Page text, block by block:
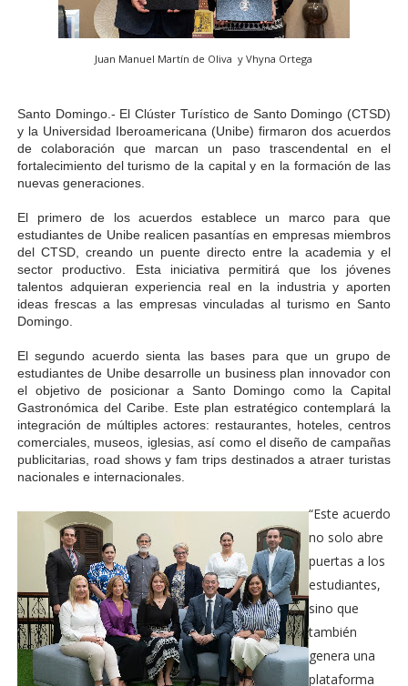
Juan Manuel Martín de Oliva y Vhyna Ortega
Santo Domingo.- El Clúster Turístico de Santo Domingo (CTSD)
y la Universidad Iberoamericana (Unibe) firmaron dos acuerdos
de colaboración que marcan un paso trascendental en el
fortalecimiento del turismo de la capital y en la formación de las
nuevas generaciones.
El primero de los acuerdos establece un marco para que
estudiantes de Unibe realicen pasantías en empresas miembros
del CTSD, creando un puente directo entre la academia y el
sector productivo. Esta iniciativa permitirá que los jóvenes
talentos adquieran experiencia real en la industria y aporten
ideas frescas a las empresas vinculadas al turismo en Santo
Domingo.
El segundo acuerdo sienta las bases para que un grupo de
estudiantes de Unibe desarrolle un business plan innovador con
el objetivo de posicionar a Santo Domingo como la Capital
Gastronómica del Caribe. Este plan estratégico contemplará la
integración de múltiples actores: restaurantes, hoteles, centros
comerciales, museos, iglesias, así como el diseño de campañas
publicitarias, road shows y fam trips destinados a atraer turistas
nacionales e internacionales.
“Este acuerdo
no solo abre
puertas a los
estudiantes,
sino que
también
genera una
plataforma